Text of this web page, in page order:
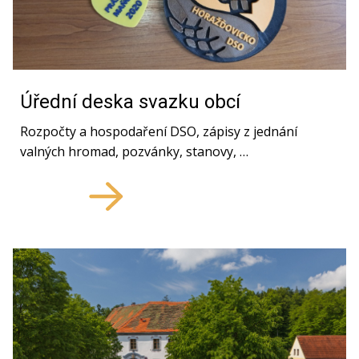
Úřední deska svazku obcí
Rozpočty a hospodaření DSO, zápisy z jednání
valných hromad, pozvánky, stanovy, …